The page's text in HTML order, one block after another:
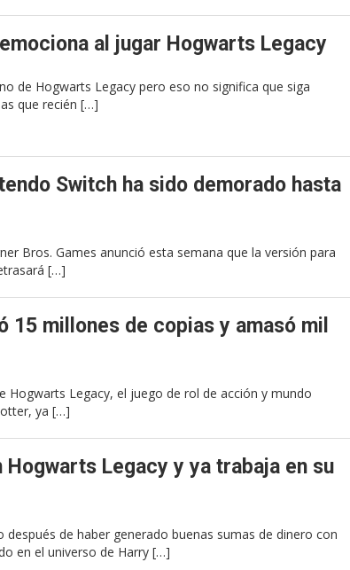
al jugar Hogwarts Legacy
de Hogwarts Legacy pero eso no significa que siga
que recién […]
Switch ha sido demorado hasta
Bros. Games anunció esta semana que la versión para
[…]
15 millones de copias y amasó mil
Hogwarts Legacy, el juego de rol de acción y mundo
ya […]
Legacy y ya trabaja en su
de haber generado buenas sumas de dinero con
en el universo de Harry […]